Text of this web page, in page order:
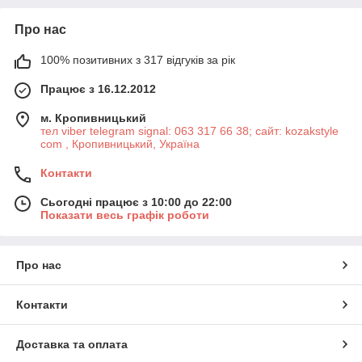
Про нас
100% позитивних з 317 відгуків за рік
Працює з 16.12.2012
м. Кропивницький
тел viber telegram signal: 063 317 66 38; сайт: kozakstyle
com , Кропивницький, Україна
Контакти
Сьогодні працює з 10:00 до 22:00
Показати весь графік роботи
Про нас
Контакти
Доставка та оплата